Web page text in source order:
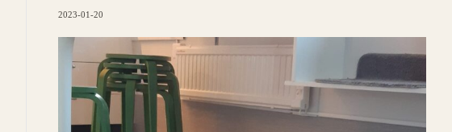
2023-01-20